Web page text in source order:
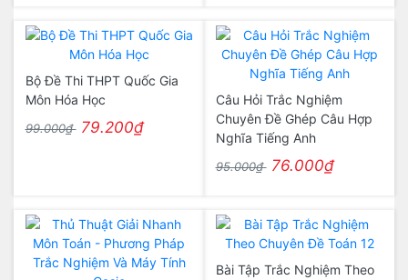
Bộ Đề Thi THPT Quốc Gia
Môn Hóa Học
99.000₫ 79.200₫
Câu Hỏi Trắc Nghiệm
Chuyên Đề Ghép Câu Hợp
Nghĩa Tiếng Anh
95.000₫ 76.000₫
Bài Tập Trắc Nghiệm Theo